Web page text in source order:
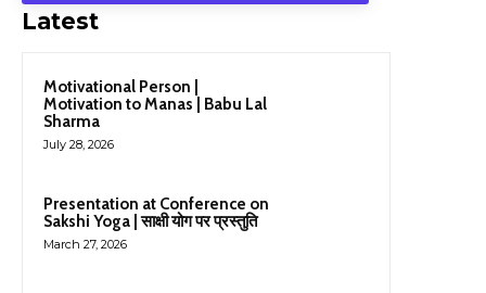
Latest
Motivational Person |
Motivation to Manas | Babu Lal
Sharma
July 28, 2026
Presentation at Conference on
Sakshi Yoga | साक्षी योग पर प्रस्तुति
March 27, 2026